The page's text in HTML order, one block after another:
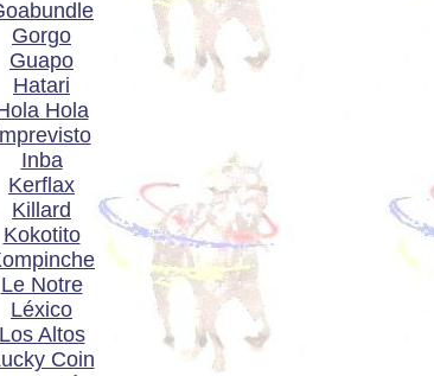
Gorgo
Guapo
Hatari
Hola
Inba
Kerflax
Killard
Kokotito
Le Notre
Léxico
Los Altos
Coin